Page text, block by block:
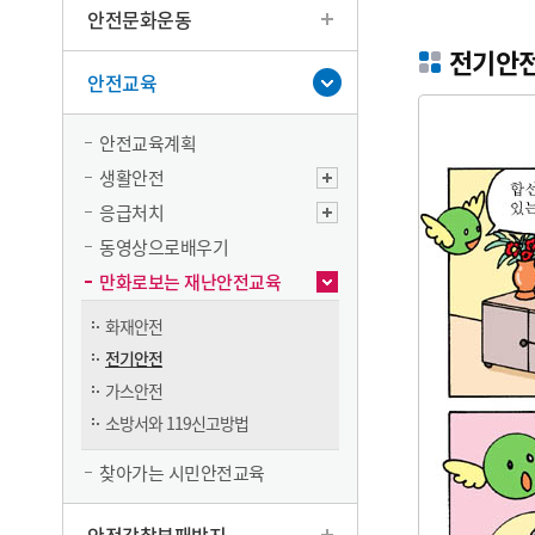
안전문화운동
안전교육
안전교육계획
생활안전
응급처치
동영상으로배우기
만화로보는 재난안전교육
화재안전
전기안전
가스안전
소방서와 119신고방법
찾아가는 시민안전교육
전기안